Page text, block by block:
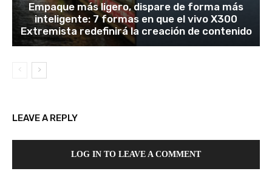
Empaque más ligero, dispare de forma más
inteligente: 7 formas en que el vivo X300
Extremista redefinirá la creación de contenido
LEAVE A REPLY
LOG IN TO LEAVE A COMMENT